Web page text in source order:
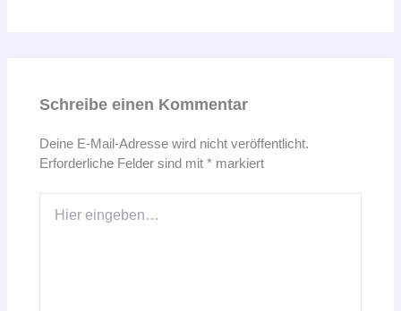
Schreibe einen Kommentar
Deine E-Mail-Adresse wird nicht veröffentlicht.
Erforderliche Felder sind mit* markiert
eingeben…